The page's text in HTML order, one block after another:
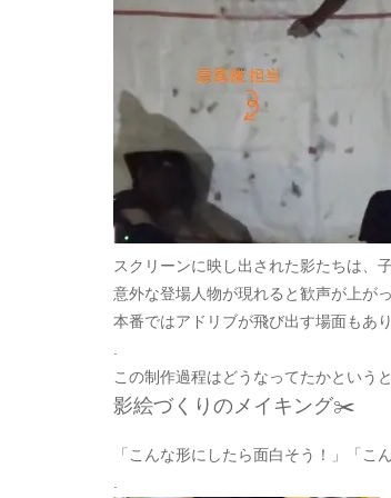
スクリーンに映し出された影たちは、
意外な登場人物が現れると歓声が上が
本番ではアドリブが飛び出す場面もあ
この制作過程はどうなってたかというと
影絵づくりのメイキング✂️
「こんな形にしたら面白そう！」「